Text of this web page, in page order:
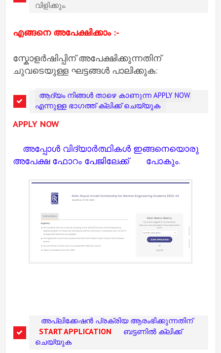
വിളിക്കും.
എങ്ങനെ അപേക്ഷിക്കാം :-
സ്കോളർഷിപ്പിന് അപേക്ഷിക്കുന്നതിന്
ചുവടെയുള്ള ഘട്ടങ്ങൾ പാലിക്കുക:
ആദ്യം നിങ്ങൾ താഴെ കാണുന്ന APPLY NOW
എന്നുള്ള ഭാഗത്ത് ക്ലിക്ക് ചെയ്യുക
APPLY NOW
അപ്പോൾ വിദ്യാർത്ഥികൾ ഇങ്ങനെയൊരു
അപേക്ഷ ഫോറം പേജിലേക്ക് പോകും.
അപ്ലിക്കേഷൻ പ്രക്രിയ ആരംഭിക്കുന്നതിന്
START APPLICATION
ബട്ടണിൽ ക്ലിക്ക്
ചെയ്യുക